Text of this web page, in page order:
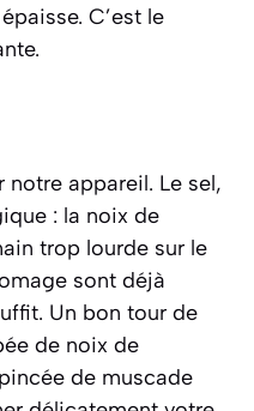
C’est le
notre appareil. Le sel,
: la noix de
trop lourde sur le
sont déjà
Un bon tour de
de noix de
de muscade